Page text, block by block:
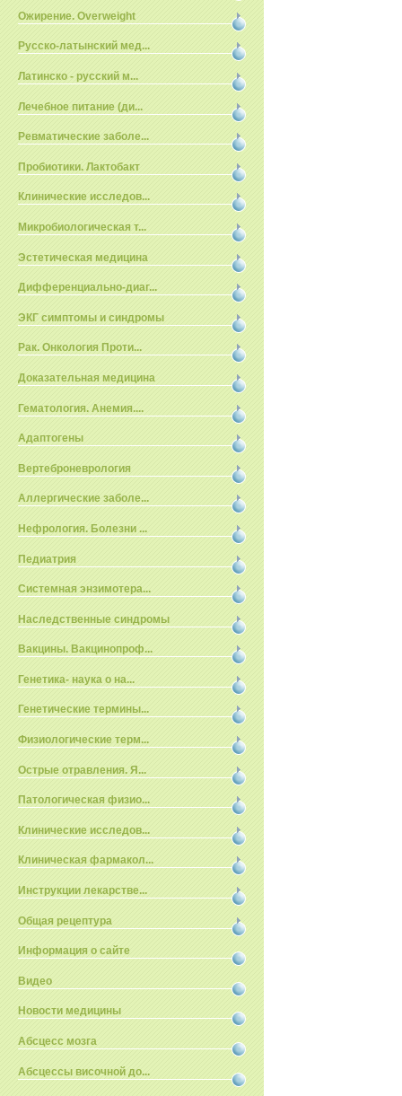
Ожирение. Overweight
Русско-латынский мед...
Латинско - русский м...
Лечебное питание (ди...
Ревматические заболе...
Пробиотики. Лактобакт
Клинические исследов...
Микробиологическая т...
Эстетическая медицина
Дифференциально-диаг...
ЭКГ симптомы и синдромы
Рак. Онкология Проти...
Доказательная медицина
Гематология. Анемия....
Адаптогены
Вертеброневрология
Аллергические заболе...
Нефрология. Болезни ...
Педиатрия
Системная энзимотера...
Наследственные синдромы
Вакцины. Вакцинопроф...
Генетика- наука о на...
Генетические термины...
Физиологические терм...
Острые отравления. Я...
Патологическая физио...
Клинические исследов...
Клиническая фармакол...
Инструкции лекарстве...
Общая рецептура
Информация о сайте
Видео
Новости медицины
Абсцесс мозга
Абсцессы височной до...